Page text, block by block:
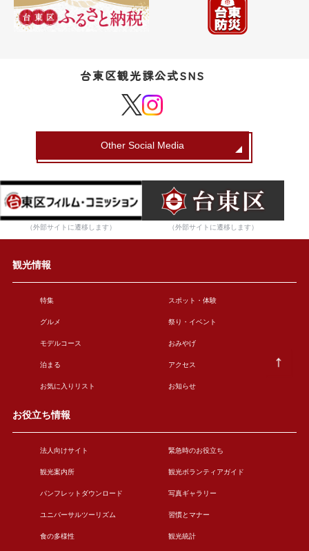
台東区観光課公式SNS
Other Social Media
（外部サイトに遷移します） （外部サイトに遷移します）
観光情報
特集 スポット・体験
グルメ 祭り・イベント
モデルコース おみやげ
泊まる アクセス
お気に入りリスト お知らせ
お役立ち情報
法人向けサイト 緊急時のお役立ち
観光案内所 観光ボランティアガイド
パンフレットダウンロード 写真ギャラリー
ユニバーサルツーリズム 習慣とマナー
食の多様性 観光統計